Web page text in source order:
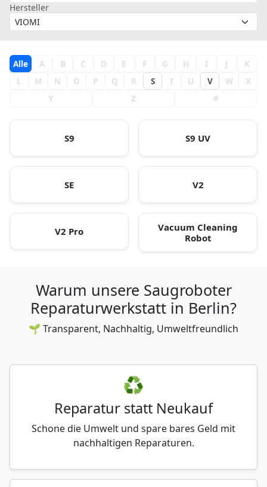
Hersteller
Alle A B C D E F G H I J
K
L
M N O P Q R S T U V W
X
Y
Z #
S9 S9 UV
SE V2
V2 Pro
Vacuum Cleaning
Robot
Warum unsere Saugroboter
Reparaturwerkstatt in Berlin?
🌱 Transparent, Nachhaltig, Umweltfreundlich
♻️
Reparatur statt Neukauf
Schone die Umwelt und spare bares Geld mit
nachhaltigen Reparaturen.